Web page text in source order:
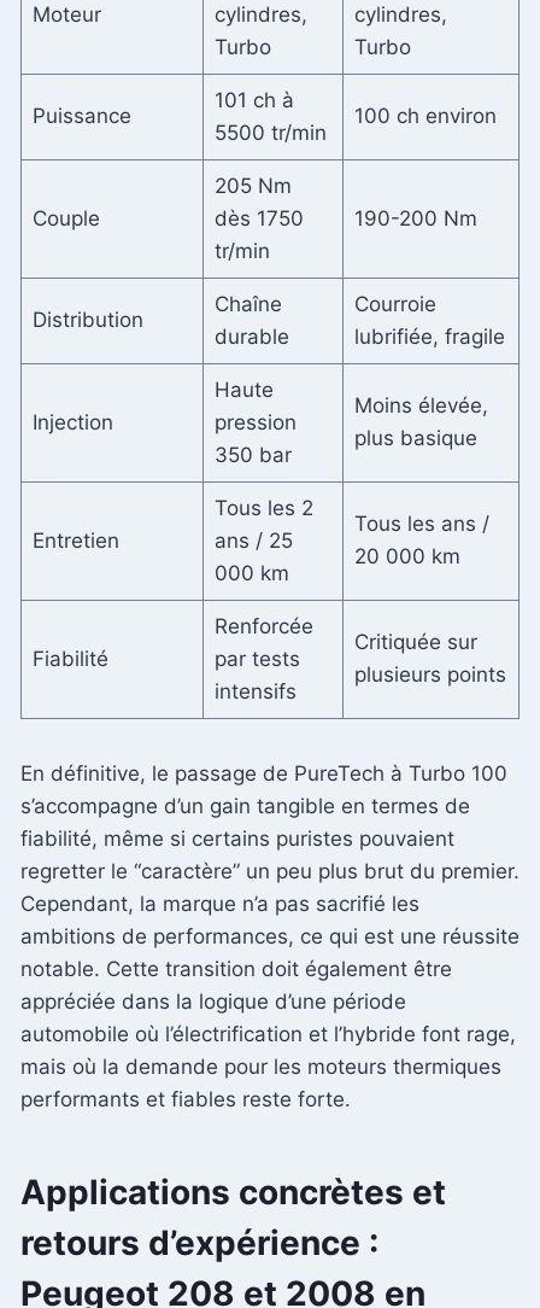
Moteur
cylindres,
Turbo
cylindres,
Turbo
Puissance
101 ch à
5500 tr/min
100 ch environ
Couple
205 Nm
dès 1750
tr/min
190-200 Nm
Distribution
Chaîne
durable
Courroie
lubrifiée, fragile
Injection
Haute
pression
350 bar
Moins élevée,
plus basique
Entretien
Tous les 2
ans / 25
000 km
Tous les ans /
20 000 km
Fiabilité
Renforcée
par tests
intensifs
Critiquée sur
plusieurs points
En définitive, le passage de PureTech à Turbo 100
s’accompagne d’un gain tangible en termes de
fiabilité, même si certains puristes pouvaient
regretter le “caractère” un peu plus brut du premier.
Cependant, la marque n’a pas sacrifié les
ambitions de performances, ce qui est une réussite
notable. Cette transition doit également être
appréciée dans la logique d’une période
automobile où l’électrification et l’hybride font rage,
mais où la demande pour les moteurs thermiques
performants et fiables reste forte.
Applications concrètes et
retours d’expérience :
Peugeot 208 et 2008 en